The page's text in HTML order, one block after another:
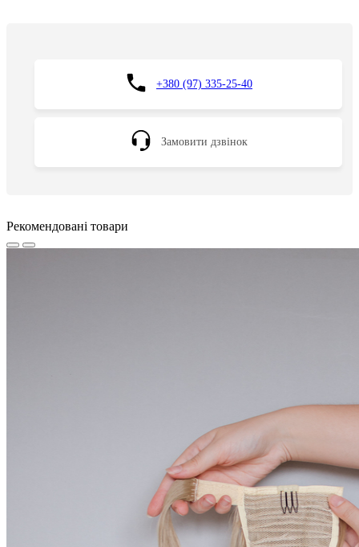
+380 (97) 335-25-40
Замовити дзвінок
Рекомендовані товари